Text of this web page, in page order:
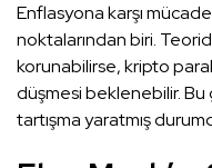
Enflasyona karşı
noktalarından biri.
korunabilirse, kripto
düşmesi beklenebilir. Bu
tartışma yaratmış